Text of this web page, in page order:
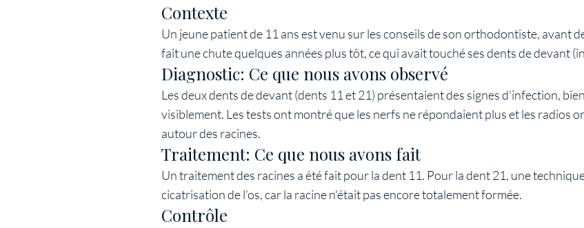
Contexte
Un jeune patient de 11 ans est venu sur les conseils de son orthodontiste, avant
fait une chute quelques années plus tôt, ce qui avait touché ses dents de devant
Diagnostic: Ce que nous avons observé
Les deux dents de devant (dents 11 et 21) présentaient des signes d'infection,
visiblement. Les tests ont montré que les nerfs ne répondaient plus et les radios
autour des racines.
Traitement: Ce que nous avons fait
Un traitement des racines a été fait pour la dent 11. Pour la dent 21, une
cicatrisation de l’os, car la racine n'était pas encore totalement formée.
Contrôle